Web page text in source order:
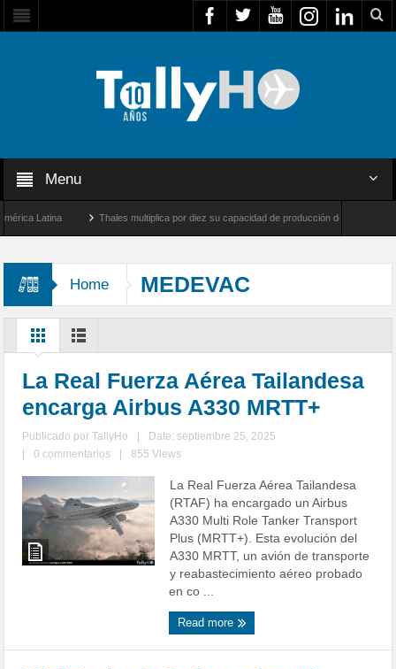
Menu
Latina Thales multiplica por diez su capacidad de producción de radares en Brasil
Home MEDEVAC
La Real Fuerza Aérea Tailandesa
encarga Airbus A330 MRTT+
Publicado porTallyHo
Date: septiembre 25, 2025
0 commentarios 855 Views
La Real Fuerza Aérea Tailandesa
(RTAF) ha encargado un Airbus
A330 Multi Role Tanker Transport
Plus (MRTT+). Esta evolución del
A330 MRTT, un avión de transporte
y reabastecimiento aéreo probado
en co ...
Read more